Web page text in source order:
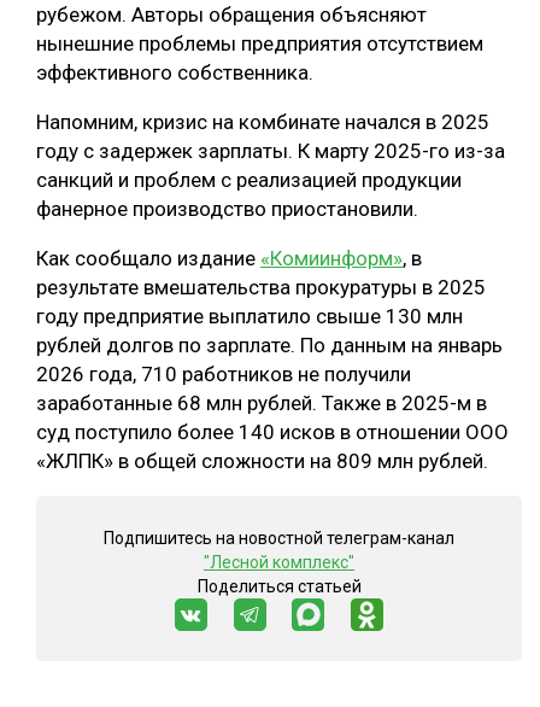
рубежом. Авторы обращения объясняют
нынешние проблемы предприятия отсутствием
эффективного собственника.
Напомним, кризис на комбинате начался в 2025
году с задержек зарплаты. К марту 2025-го из-за
санкций и проблем с реализацией продукции
фанерное производство приостановили.
Как сообщало издание «Комиинформ», в
результате вмешательства прокуратуры в 2025
году предприятие выплатило свыше 130 млн
рублей долгов по зарплате. По данным на январь
2026 года, 710 работников не получили
заработанные 68 млн рублей. Также в 2025-м в
суд поступило более 140 исков в отношении ООО
«ЖЛПК» в общей сложности на 809 млн рублей.
Подпишитесь на новостной телеграм-канал
"Лесной комплекс"
Поделиться статьей